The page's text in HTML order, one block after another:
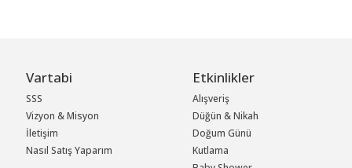
Vartabi
SSS
Vizyon & Misyon
İletişim
Nasıl Satış Yaparım
Etkinlikler
Alışveriş
Düğün & Nikah
Doğum Günü
Kutlama